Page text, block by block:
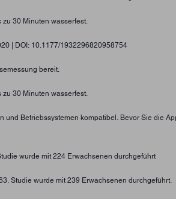
zu 30 Minuten wasserfest.
| DOI: 10.1177/1932296820958754
bereit.
zu 30 Minuten wasserfest.
und Betriebssystemen kompatibel. Bevor Sie die
wurde mit 224 Erwachsenen durchgeführt
Studie wurde mit 239 Erwachsenen durchgeführt.